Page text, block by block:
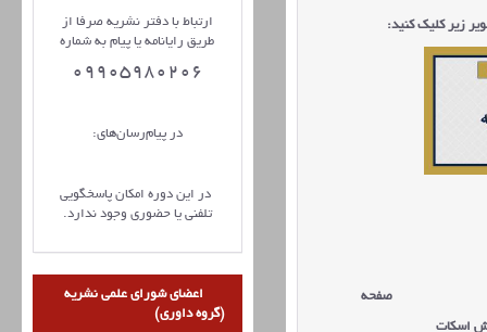
زیر کلیک کنید:
صفحه
اسکات
ارتباط با دفتر نشریه صرفا از
طریق رایانامه یا پیام به شماره
09905980206
در پیام‌رسان‌های:
در این دوره امکان پاسخگویی
تلفنی یا حضوری وجود ندارد.
اعضای شورای علمی نشریه
(گروه داوری)